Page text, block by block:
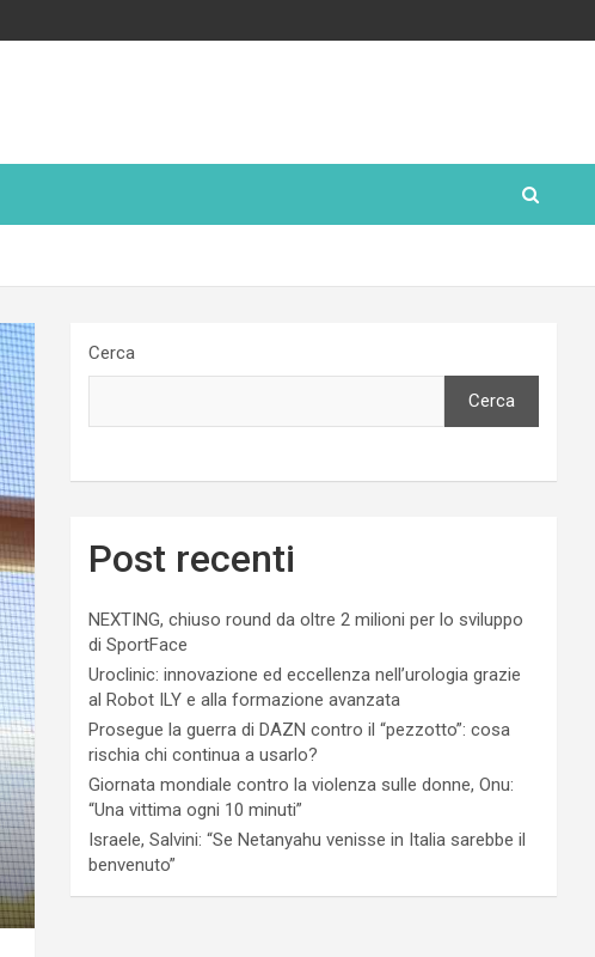
Cerca
Cerca
Post recenti
NEXTING, chiuso round da oltre 2 milioni per lo sviluppo
di SportFace
Uroclinic: innovazione ed eccellenza nell’urologia grazie
al Robot ILY e alla formazione avanzata
Prosegue la guerra di DAZN contro il “pezzotto”: cosa
rischia chi continua a usarlo?
Giornata mondiale contro la violenza sulle donne, Onu:
“Una vittima ogni 10 minuti”
Israele, Salvini: “Se Netanyahu venisse in Italia sarebbe il
benvenuto”